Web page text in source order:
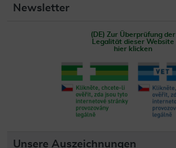
Newsletter
(DE) Zur Überprüfung der
Legalität dieser Website
hier klicken
Unsere Auszeichnungen